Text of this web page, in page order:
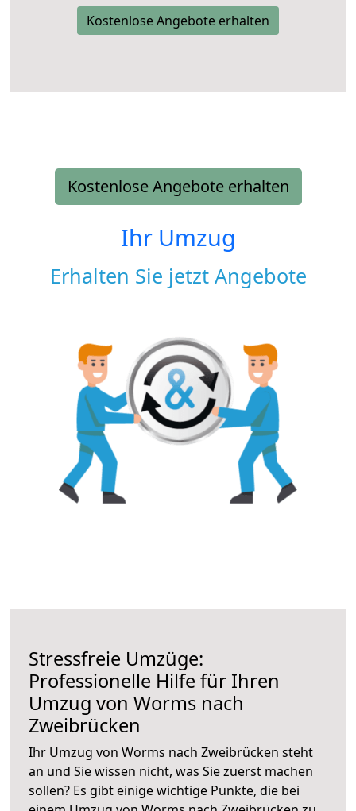
Kostenlose Angebote erhalten
Kostenlose Angebote erhalten
Ihr Umzug
Erhalten Sie jetzt Angebote
Stressfreie Umzüge:
Professionelle Hilfe für Ihren
Umzug von Worms nach
Zweibrücken
Ihr Umzug von Worms nach Zweibrücken steht
an und Sie wissen nicht, was Sie zuerst machen
sollen? Es gibt einige wichtige Punkte, die bei